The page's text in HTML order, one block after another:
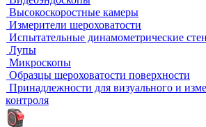
Ультразвуковой неразрушающий контроль
Ультразвуковые дефектоскопы
Ультразвуковые толщиномеры
Стандартные образцы (СОП)
Автоматизированный контроль
Преобразователи и аксессуары
Сканирующие устройства
Соединительные кабели
Ультразвуковой гель
Ультразвуковые расходомеры